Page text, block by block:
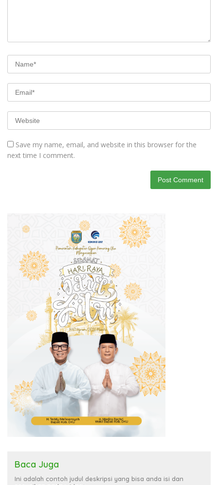
Save my name, email, and website in this browser for the
next time I comment.
Baca Juga
Ini adalah contoh judul deskripsi yang bisa anda isi dan